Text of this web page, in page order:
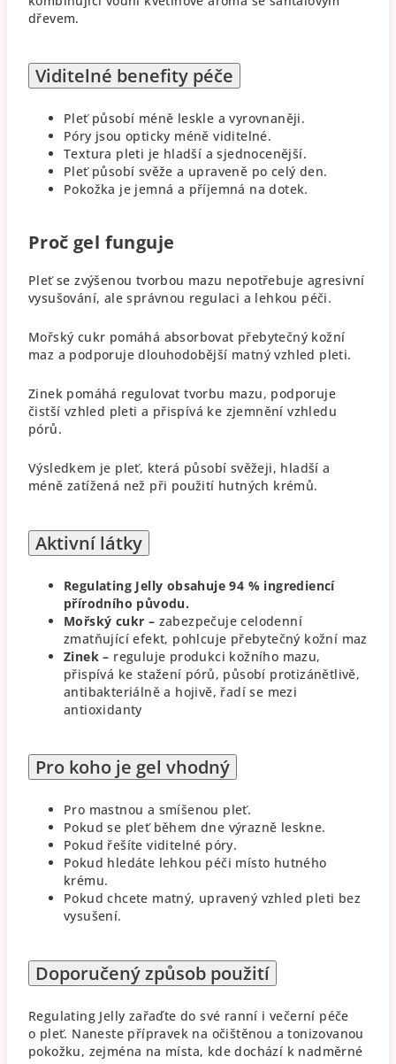
dřevem.
Viditelné benefity péče
Pleť působí méně leskle a vyrovnaněji.
Póry jsou opticky méně viditelné.
Textura pleti je hladší a sjednocenější.
Pleť působí svěže a upraveně po celý den.
Pokožka je jemná a příjemná na dotek.
Proč gel funguje
Pleť se zvýšenou tvorbou mazu nepotřebuje agresivní
vysušování, ale správnou regulaci a lehkou péči.
Mořský cukr pomáhá absorbovat přebytečný kožní
maz a podporuje dlouhodobější matný vzhled pleti.
Zinek pomáhá regulovat tvorbu mazu, podporuje
čistší vzhled pleti a přispívá ke zjemnění vzhledu
pórů.
Výsledkem je pleť, která působí svěžeji, hladší a
méně zatížená než při použití hutných krémů.
Aktivní látky
Regulating Jelly obsahuje 94 % ingrediencí
přírodního původu.
Mořský cukr – zabezpečuje celodenní
zmatňující efekt, pohlcuje přebytečný kožní maz
Zinek – reguluje produkci kožního mazu,
přispívá ke stažení pórů, působí protizánětlivě,
antibakteriálně a hojivě, řadí se mezi
antioxidanty
Pro koho je gel vhodný
Pro mastnou a smíšenou pleť.
Pokud se pleť během dne výrazně leskne.
Pokud řešíte viditelné póry.
Pokud hledáte lehkou péči místo hutného
krému.
Pokud chcete matný, upravený vzhled pleti bez
vysušení.
Doporučený způsob použití
Regulating Jelly zařaďte do své ranní i večerní péče
o pleť. Naneste přípravek na očištěnou a tonizovanou
pokožku, zejména na místa, kde dochází k nadměrné